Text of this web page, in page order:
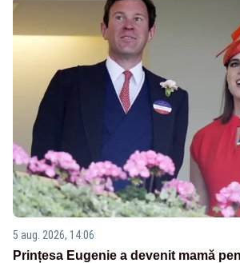
5 aug. 2026, 14:06
Prințesa Eugenie a devenit mamă